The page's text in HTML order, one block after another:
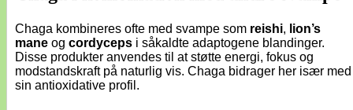
Chaga kombineres ofte med svampe som reishi, lion’s
mane og cordyceps i såkaldte adaptogene blandinger.
Disse produkter anvendes til at støtte energi, fokus og
modstandskraft på naturlig vis. Chaga bidrager her især med
sin antioxidative profil.